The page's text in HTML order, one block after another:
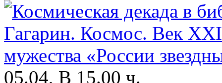
05.04, В 15.00 ч.